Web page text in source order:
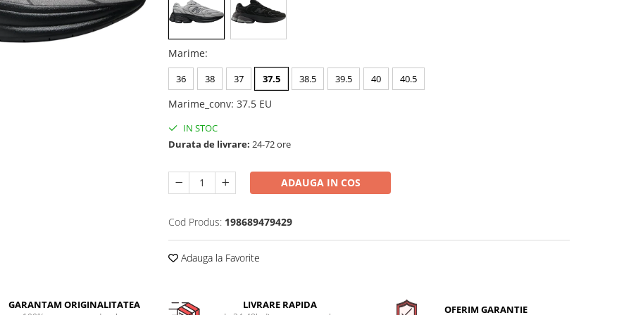
Marime:
36 38 37 37.5 38.5 39.5 40 40.5
Marime_conv: 37.5 EU
IN STOC
Durata de livrare: 24-72 ore
ADAUGA IN COS
Cod Produs: 198689479429
Adauga la Favorite
GARANTAM ORIGINALITATEA LIVRARE RAPIDA OFERIM GARANTIE